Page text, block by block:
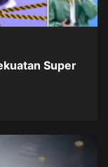
Super